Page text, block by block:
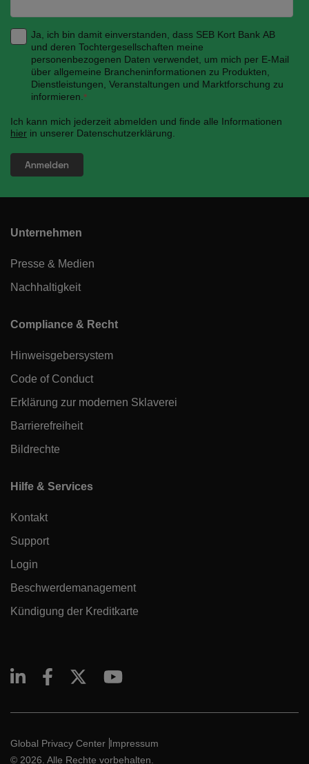
Ja, ich bin damit einverstanden, dass SEB Kort Bank AB
und deren Tochtergesellschaften meine
personenbezogenen Daten verwendet, um mich per E-Mail
über allgemeine Brancheninformationen zu Produkten,
Dienstleistungen, Veranstaltungen und Marktforschung zu
informieren. *
Ich kann mich jederzeit abmelden und finde alle Informationen
hier in unserer Datenschutzerklärung.
Unternehmen
Presse & Medien
Nachhaltigkeit
Compliance & Recht
Hinweisgebersystem
Code of Conduct
Erklärung zur modernen Sklaverei
Barrierefreiheit
Bildrechte
Hilfe & Services
Kontakt
Support
Login
Beschwerdemanagement
Kündigung der Kreditkarte
Global Privacy Center Impressum
© 2026. Alle Rechte vorbehalten.